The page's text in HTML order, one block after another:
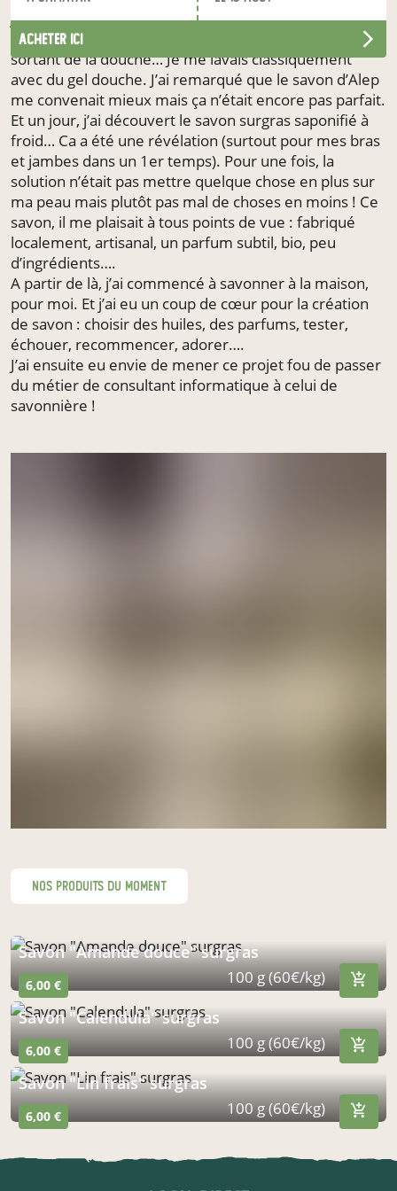
acheter ici
je bronze très facilement. En automne, à la perte du
bronzage, j’avais des démangeaisons à rendre fou en
sortant de la douche… Je me lavais classiquement
avec du gel douche. J’ai remarqué que le savon d’Alep
me convenait mieux mais ça n’était encore pas parfait.
Et un jour, j’ai découvert le savon surgras saponifié à
froid… Ca a été une révélation (surtout pour mes bras
et jambes dans un 1er temps). Pour une fois, la
solution n’était pas mettre quelque chose en plus sur
ma peau mais plutôt pas mal de choses en moins ! Ce
savon, il me plaisait à tous points de vue : fabriqué
localement, artisanal, un parfum subtil, bio, peu
d’ingrédients….
A partir de là, j’ai commencé à savonner à la maison,
pour moi. Et j’ai eu un coup de cœur pour la création
de savon : choisir des huiles, des parfums, tester,
échouer, recommencer, adorer….
J’ai ensuite eu envie de mener ce projet fou de passer
du métier de consultant informatique à celui de
savonnière !
nos produits du moment
Savon "Amande douce" surgras
6,00 € 100 g (60€/kg)
Savon "Calendula" surgras
6,00 € 100 g (60€/kg)
Savon "Lin frais" surgras
6,00 € 100 g (60€/kg)